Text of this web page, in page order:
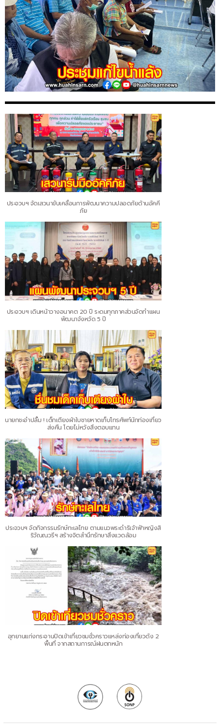
ประจวบฯ จัดเสวนาขับเคลื่อนการพัฒนาความปลอดภัยด้านอัคคี
ภัย
ประจวบฯ เดินหน้าวางอนาคต 20 ปี ระดมทุกภาคส่วนจัดทำแผน
พัฒนาจังหวัด 5 ปี
นายกชะอำปลื้ม ! เด็กเตียงผ้าใบชายหาดเก็บโทรศัพท์นักท่องเที่ยว
ส่งคืน โดยไม่หวังสิ่งตอบแทน
ประจวบฯ จัดกิจกรรมรักษ์ทะเลไทย ตามแนวพระดำริเจ้าฟ้าหญิงสิ
ริวัณณวรีฯ สร้างจิตสำนึกรักษาสิ่งแวดล้อม
อุทยานแก่งกระจานปิดเข้าเที่ยวชมชั่วคราวแหล่งท่องเที่ยวดัง 2
พื้นที่ จากสถานการณ์ฝนตกหนัก